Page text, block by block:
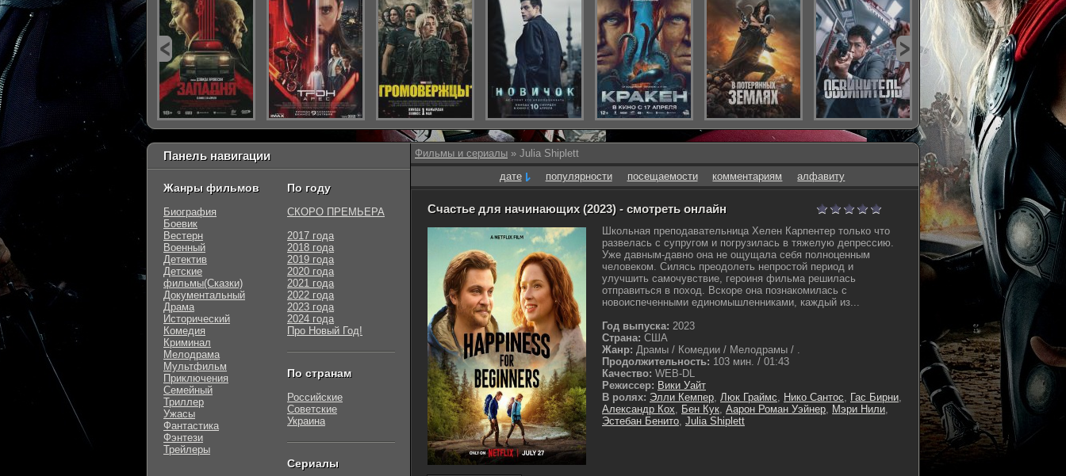
Фильмы и сериалы » Julia Shiplett
дате
популярности посещаемости комментариям алфавиту
Счастье для начинающих (2023) - смотреть онлайн
Школьная преподавательница Хелен Карпентер только что
развелась с супругом и погрузилась в тяжелую депрессию.
Уже давным-давно она не ощущала себя полноценным
человеком. Силясь преодолеть непростой период и
улучшить самочувствие, героиня фильма решилась
отправиться в поход. Вскоре она познакомилась с
новоиспеченными единомышленниками, каждый из...
Год выпуска: 2023
Страна: США
Жанр: Драмы / Комедии / Мелодрамы / .
Продолжительность: 103 мин. / 01:43
Качество: WEB-DL
Режиссер: Вики Уайт
В ролях: Элли Кемпер, Люк Граймс, Нико Сантос, Гас Бирни,
Александр Кох, Бен Кук, Аарон Роман Уэйнер, Мэри Нили,
Эстебан Бенито, Julia Shiplett
Панель навигации
Жанры фильмов
Биография
Боевик
Вестерн
Военный
Детектив
Детские
фильмы(Сказки)
Документальный
Драма
Исторический
Комедия
Криминал
Мелодрама
Мультфильм
Приключения
Семейный
Триллер
Ужасы
Фантастика
Фэнтези
Трейлеры
По году
СКОРО ПРЕМЬЕРА
2017 года
2018 года
2019 года
2020 года
2021 года
2022 года
2023 года
2024 года
Про Новый Год!
По странам
Российские
Советские
Украина
Сериалы